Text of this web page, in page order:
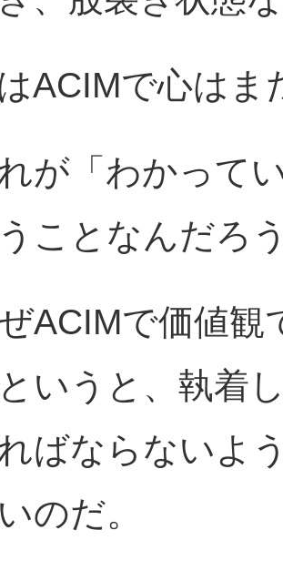
ACIMで心は
が「わかって
ことなんだろ
ACIMで価値
いうと、執着
ばならないよ
のだ。